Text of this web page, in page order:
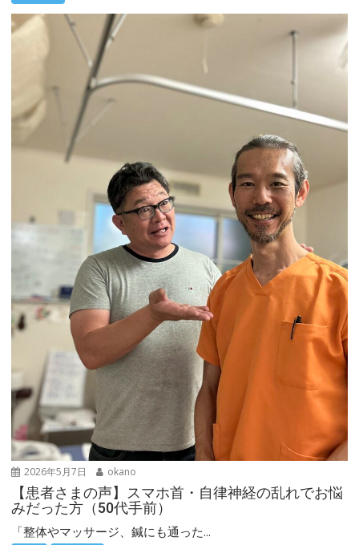
2026年5月7日 okano
【患者さまの声】スマホ首・自律神経の乱れでお悩
みだった方（50代手前）
「整体やマッサージ、鍼にも通った...